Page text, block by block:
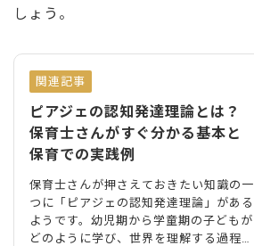
しょう 。
関連記事
ピアジェの認知発達理論とは？
保育士さんがすぐ分かる基本と
保育での実践例
保育士さんが押さえておきたい知識の一
つに「ピアジェの認知発達理論」がある
ようです。幼児期から学童期の子どもが
どのように学び、世界を理解する過程を